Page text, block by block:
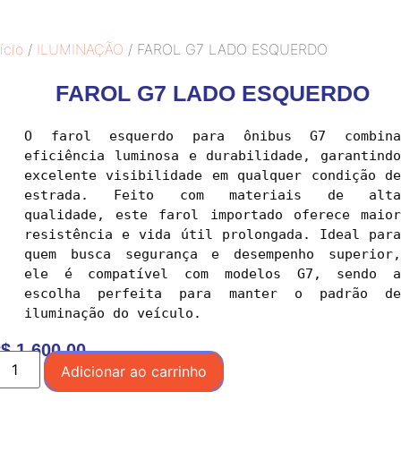
/ ILUMINAÇÃO / FAROL G7 LADO ESQUERDO
FAROL G7 LADO ESQUERDO
O farol esquerdo para ônibus G7 combina
eficiência luminosa e durabilidade, garantindo
excelente visibilidade em qualquer condição de
estrada. Feito com materiais de alta
qualidade, este farol importado oferece maior
resistência e vida útil prolongada. Ideal para
quem busca segurança e desempenho superior,
ele é compatível com modelos G7, sendo a
escolha perfeita para manter o padrão de
1.600,00
Adicionar ao carrinho